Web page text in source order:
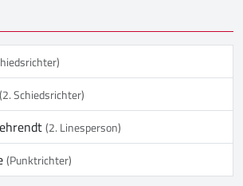
(2. Schiedsrichter)
(2. Linesperson)
(Punktrichter)